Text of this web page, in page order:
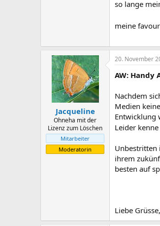
so lange
meine
Jacqueline
Ohneha mit der
Lizenz zum Löschen
Mitarbeiter
Moderatorin
20. November
AW: Handy
Nachdem
Medien
Entwicklung
Leider
Unbestritten
ihrem
besten auf
Liebe